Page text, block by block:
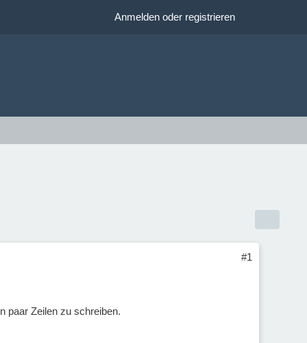
Anmelden oder registrieren
#1
paar Zeilen zu schreiben.